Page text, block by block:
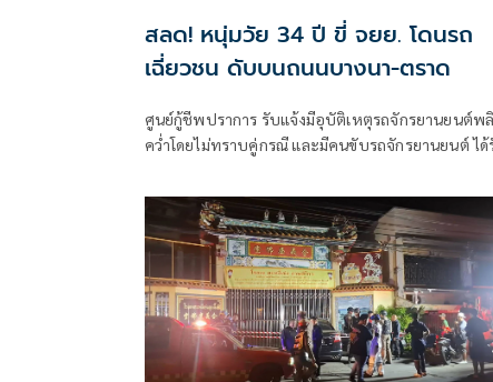
สลด! หนุ่มวัย 34 ปี ขี่ จยย. โดนรถ
เฉี่ยวชน ดับบนถนนบางนา-ตราด
ศูนย์กู้ชีพปราการ รับแจ้งมีอุบัติเหตุรถจักรยานยนต์พ
คว่ำโดยไม่ทราบคู่กรณี และมีคนขับรถจักรยานยนต์ ไ